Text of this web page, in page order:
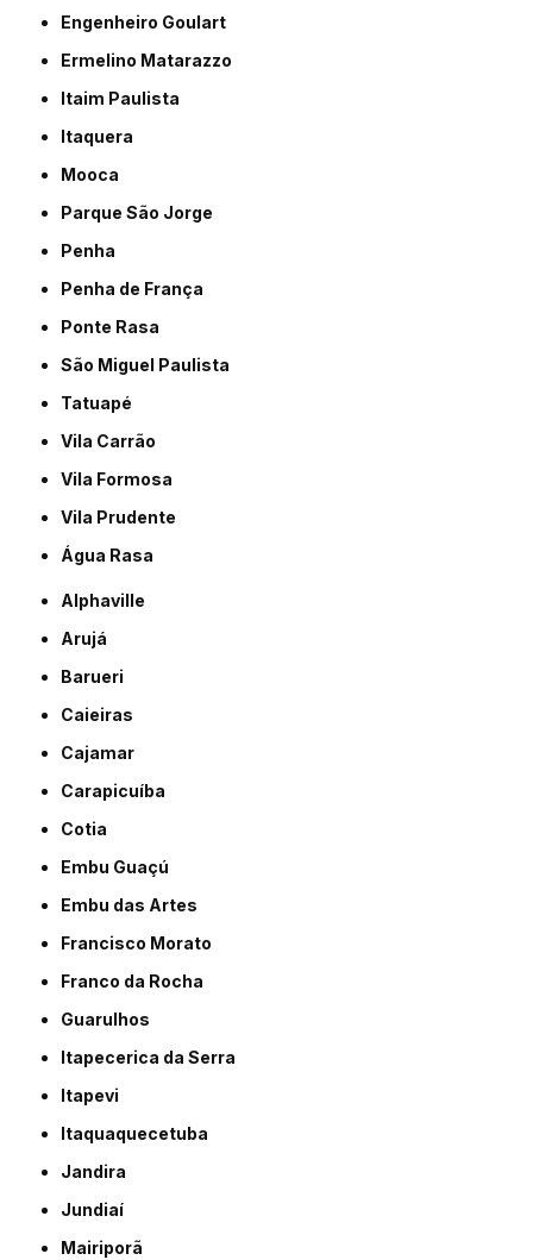
Engenheiro Goulart
Ermelino Matarazzo
Itaim Paulista
Itaquera
Mooca
Parque São Jorge
Penha
Penha de França
Ponte Rasa
São Miguel Paulista
Tatuapé
Vila Carrão
Vila Formosa
Vila Prudente
Água Rasa
Alphaville
Arujá
Barueri
Caieiras
Cajamar
Carapicuíba
Cotia
Embu Guaçú
Embu das Artes
Francisco Morato
Franco da Rocha
Guarulhos
Itapecerica da Serra
Itapevi
Itaquaquecetuba
Jandira
Jundiaí
Mairiporã